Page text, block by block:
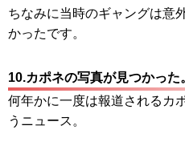
ちなみに当時のギャングは意
かったです。
10.カポネの写真が見つかった
何年かに一度は報道されるカ
うニュース。